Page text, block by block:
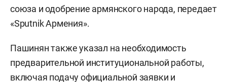
союза и одобрение армянского народа, передает
«Sputnik Армения».
Пашинян также указал на необходимость
предварительной институциональной работы,
включая подачу официальной заявки и